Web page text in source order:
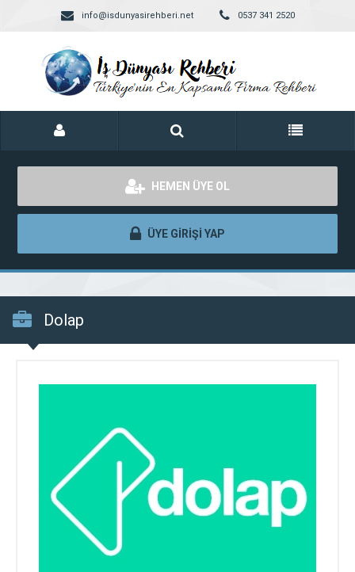
info@isdunyasirehberi.net 0537 341 2520
HEMEN ÜYE OL
ÜYE GİRİŞİ YAP
Dolap